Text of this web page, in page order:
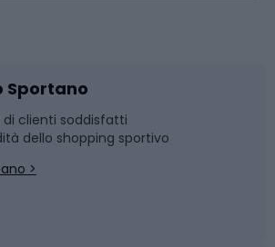
Sportano
di clienti soddisfatti
dello shopping sportivo
>